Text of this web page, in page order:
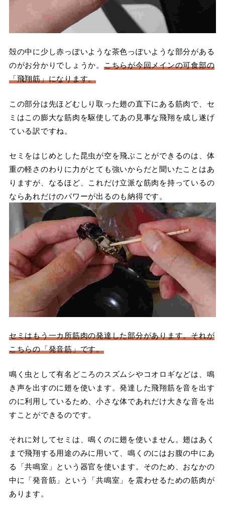
殻の中に少し赤っぽいような茶色っぽいような部分がある
のがお分かりでしょうか。 こちらが今回メインの可食部の
「飛翔筋」になります。
この部分は先ほどむしり取った翅の直下にある筋肉で、セ
ミはこの膨大な筋肉を駆使してあの見事な飛翔を成し遂げ
ている訳ですね。
セミをはじめとした昆虫が空を飛ぶことができるのは、体
重の軽さのわりに力がとても強いからだと聞いたことはあ
りますが、なるほど、これだけ立派な筋肉を持っているの
ならあれだけのパワーが出るのも納得です。
セミはもう一カ所筋肉の発達した部分があります。それが
こちらの「発音筋」です。
鳴く虫として有名どころのスズムシやコオロギなどは、鳴
き声を出すのに翅を使います。発達した飛翔筋を音を出す
のに利用しているため、小さな体であれだけ大きな音を出
すことができるのです。
それに対してセミは、鳴くのに翅を使いません。翅はあく
まで飛翔する用途のみに用いて、鳴くのにはお腹の中にあ
る「共鳴室」という器官を使います。そのため、おなかの
中に「発音筋」という「共鳴室」を震わせるための筋肉が
あります。